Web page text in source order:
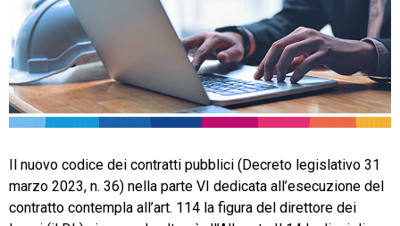
Trust Services
TeamSystem Corporate
Il nuovo codice dei contratti pubblici (Decreto legislativo 31
marzo 2023, n. 36) nella parte VI dedicata all’esecuzione del
contratto contempla all’art. 114 la figura del direttore dei